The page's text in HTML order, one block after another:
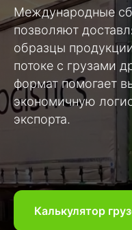
Международные
позволяют
образцы
потоке с грузами
формат помогает
экономичную
экспорта.
Калькулятор